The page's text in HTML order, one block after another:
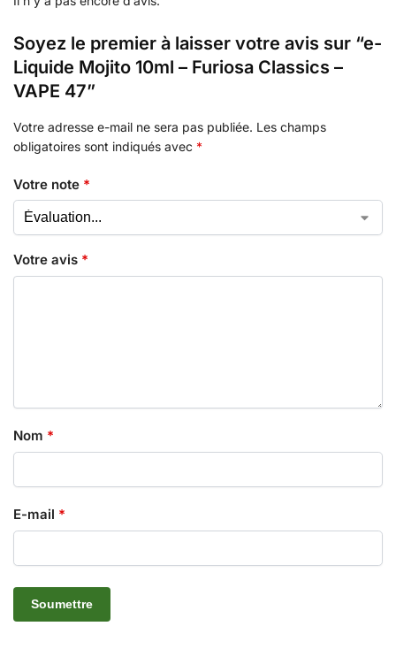
Soyez le premier à laisser votre avis sur “e-
Liquide Mojito 10ml – Furiosa Classics –
VAPE 47”
Votre adresse e-mail ne sera pas publiée. Les champs
obligatoires sont indiqués avec *
Votre note *
Votre avis *
Nom *
E-mail *